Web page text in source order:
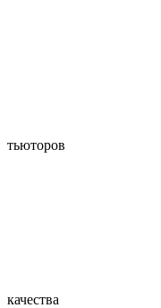
тьюторов
качества